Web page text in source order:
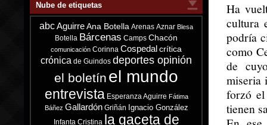
Nube de etiquetas
abcAguirre Ana Botella Arenas Aznar Blesa
Botella Bárcenas Camps Chacón
comunicación Corinna Cospedal crítica
crónica de Guindos deportes opinión
el boletín el mundo
entrevista Esperanza Aguirre Fátima
Báñez Gallardón Griñán Ignacio González
Infanta Cristina la gaceta de
Ha
cultura
podría
como
de
miseria
forzó
tienen